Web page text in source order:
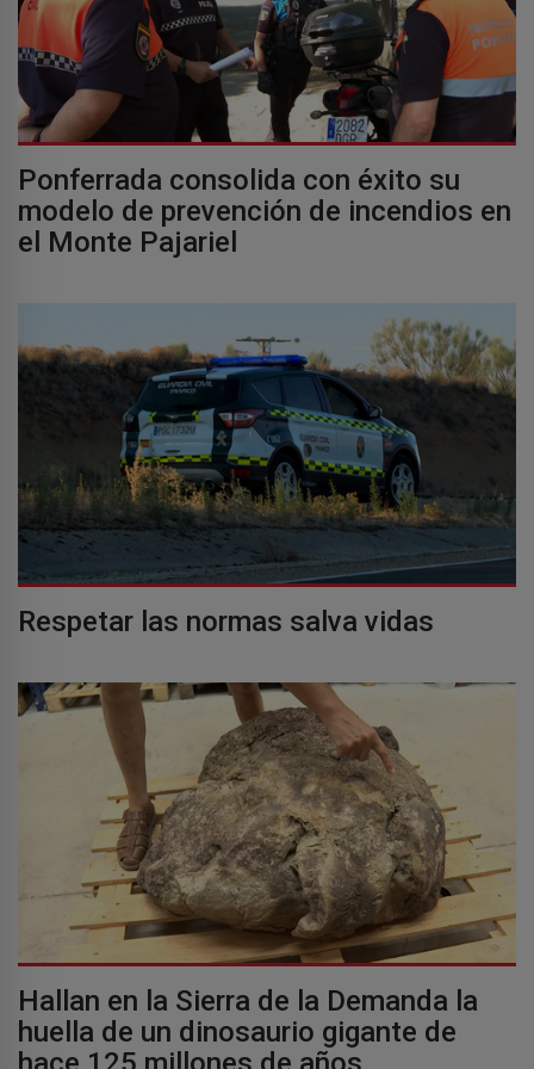
Ponferrada consolida con éxito su
modelo de prevención de incendios en
el Monte Pajariel
Respetar las normas salva vidas
Hallan en la Sierra de la Demanda la
huella de un dinosaurio gigante de